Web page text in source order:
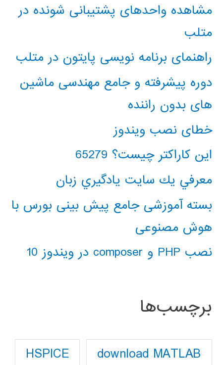
مشاهده واحدهای پشتیبانی شونده در
متلب
راهنمای برنامه نویسی پایتون در متلب
دوره پیشرفته و جامع مهندسی ماشین
های بدون راننده
خطای نصب ویندوز
این کاراکتر چیست؟ 65279
معرفي يك سايت يادگيري زبان
بسته آموزشی جامع پیش بینی بورس با
هوش مصنوعی
نصب PHP و composer در ویندوز 10
برچسب‌ها
download MATLAB
HSPICE